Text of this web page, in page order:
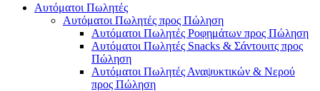
Αυτόματοι Πωλητές
Αυτόματοι Πωλητές προς Πώληση
Αυτόματοι Πωλητές Ροφημάτων προς Πώληση
Αυτόματοι Πωλητές Snacks & Σάντουιτς προς
Πώληση
Αυτόματοι Πωλητές Αναψυκτικών & Νερού
προς Πώληση